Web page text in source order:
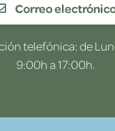
Correo
telefónica: de
9:00h a 17:00h.